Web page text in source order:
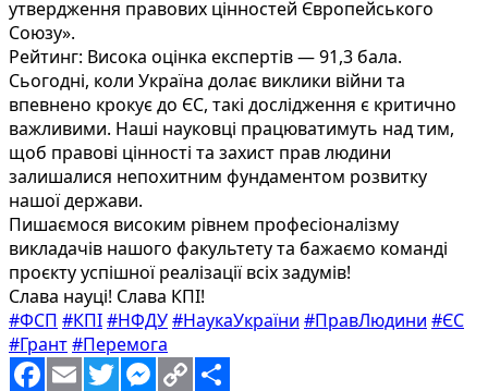
утвердження правових цінностей Європейського
Союзу».
Рейтинг: Висока оцінка експертів — 91,3 бала.
Сьогодні, коли Україна долає виклики війни та
впевнено крокує до ЄС, такі дослідження є критично
важливими. Наші науковці працюватимуть над тим,
щоб правові цінності та захист прав людини
залишалися непохитним фундаментом розвитку
нашої держави.
Пишаємося високим рівнем професіоналізму
викладачів нашого факультету та бажаємо команді
проєкту успішної реалізації всіх задумів!
Слава науці! Слава КПІ!
#ФСП #КПІ#НФДУ#НаукаУкраїни #ПравЛюдини #ЄС
#Грант#Перемога